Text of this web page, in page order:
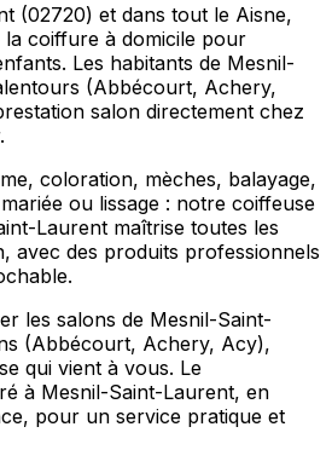
(02720) et dans tout le Aisne,
coiffure à domicile pour
Les habitants de Mesnil-
(Abbécourt, Achery,
salon directement chez
coloration, mèches, balayage,
ou lissage : notre coiffeuse
Laurent maîtrise toutes les
avec des produits professionnels
les salons de Mesnil-Saint-
(Abbécourt, Achery, Acy),
qui vient à vous. Le
à Mesnil-Saint-Laurent, en
pour un service pratique et